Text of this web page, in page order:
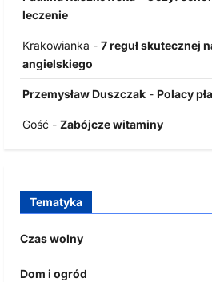
leczenie
Krakowianka - 7 reguł skutecznej
angielskiego
Przemysław Duszczak- Polacy
Gość - Zabójcze witaminy
Tematyka
Czas wolny
Dom i ogród